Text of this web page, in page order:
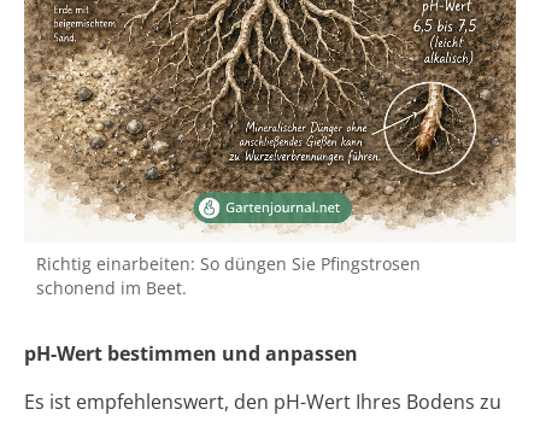
Richtig einarbeiten: So düngen Sie Pfingstrosen
schonend im Beet.
pH-Wert bestimmen und anpassen
Es ist empfehlenswert, den pH-Wert Ihres Bodens zu